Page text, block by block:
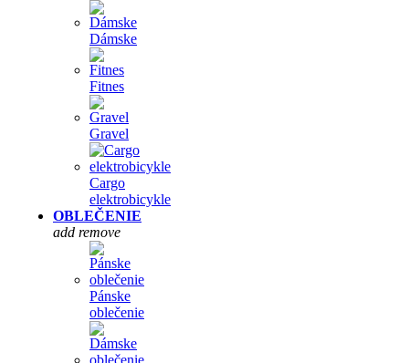
Dámske
Fitnes
Gravel
Cargo
elektrobicykle
OBLEČENIE
add remove
Pánske
oblečenie